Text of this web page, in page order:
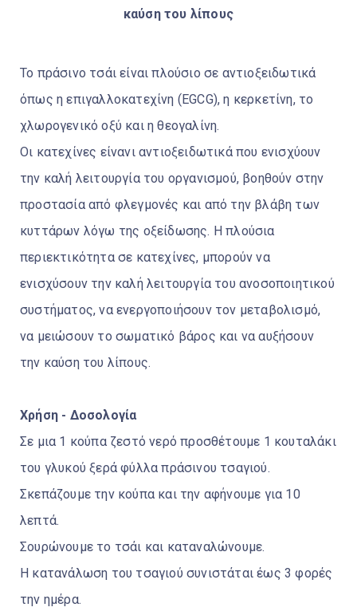
καύση του λίπους
Το πράσινο τσάι είναι πλούσιο σε αντιοξειδωτικά
όπως η επιγαλλοκατεχίνη (EGCG), η κερκετίνη, το
χλωρογενικό οξύ και η θεογαλίνη.
Οι κατεχίνες είνανι αντιοξειδωτικά που ενισχύουν
την καλή λειτουργία του οργανισμού, βοηθούν στην
προστασία από φλεγμονές και από την βλάβη των
κυττάρων λόγω της οξείδωσης. Η πλούσια
περιεκτικότητα σε κατεχίνες, μπορούν να
ενισχύσουν την καλή λειτουργία του ανοσοποιητικού
συστήματος, να ενεργοποιήσουν τον μεταβολισμό,
να μειώσουν το σωματικό βάρος και να αυξήσουν
την καύση του λίπους.
Χρήση - Δοσολογία
Σε μια 1 κούπα ζεστό νερό προσθέτουμε 1 κουταλάκι
του γλυκού ξερά φύλλα πράσινου τσαγιού.
Σκεπάζουμε την κούπα και την αφήνουμε για 10
λεπτά.
Σουρώνουμε το τσάι και καταναλώνουμε.
Η κατανάλωση του τσαγιού συνιστάται έως 3 φορές
την ημέρα.